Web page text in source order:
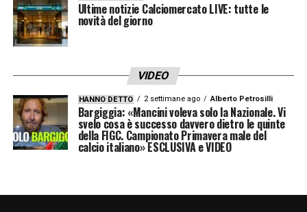
Ultime notizie Calciomercato LIVE: tutte le
novità del giorno
VIDEO
HANNO DETTO 2 settimane ago Alberto Petrosilli
Bargiggia: «Mancini voleva solo la Nazionale. Vi
svelo cosa è successo davvero dietro le quinte
della FIGC. Campionato Primavera male del
calcio italiano» ESCLUSIVA e VIDEO